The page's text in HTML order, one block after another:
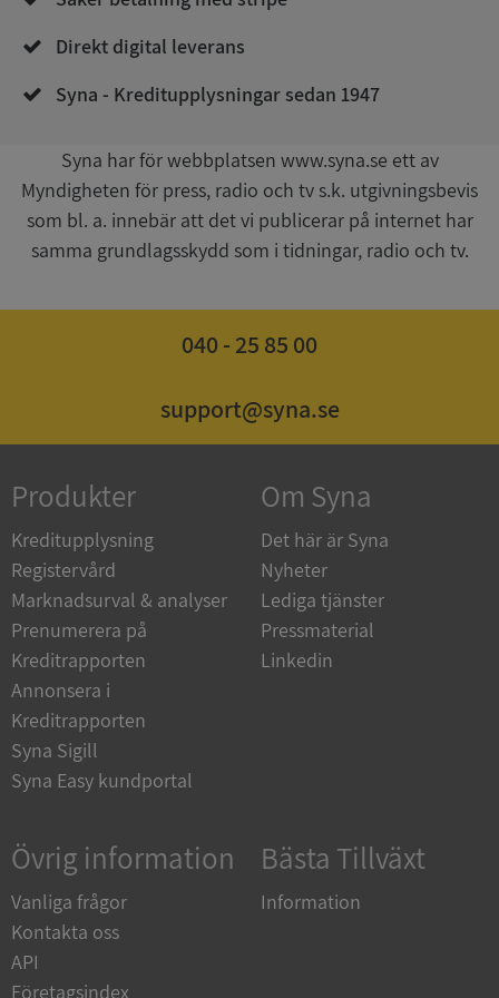
Direkt digital leverans
Syna - Kreditupplysningar sedan 1947
Syna har för webbplatsen www.syna.se ett av
Myndigheten för press, radio och tv s.k. utgivningsbevis
som bl. a. innebär att det vi publicerar på internet har
samma grundlagsskydd som i tidningar, radio och tv.
040 - 25 85 00
support@syna.se
Produkter
Kreditupplysning
Registervård
Marknadsurval & analyser
Prenumerera på
Kreditrapporten
Annonsera i
Kreditrapporten
Syna Sigill
Syna Easy kundportal
Om Syna
Det här är Syna
Nyheter
Lediga tjänster
Pressmaterial
Linkedin
Övrig information
Vanliga frågor
Kontakta oss
API
Företagsindex
Bästa Tillväxt
Information
VISITOR_PRIVACY_METADATA
YouTube
.youtube.com
5 månader
4 veckor
Corporation
de.syna.se
ARRAffinity
Corporation
__RequestVerificationToken
Microsoft
Corporation
Google
Privacy Policy